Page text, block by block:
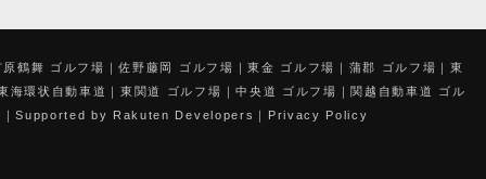
原鶴舞 ゴルフ場 佐野藤岡 ゴルフ場 東金 ゴルフ場 蒲郡 ゴルフ場
東
海環状自動車道 東関道 ゴルフ場 中央道 ゴルフ場
関越自動車道 ゴル
Supported by Rakuten Developers Privacy Policy